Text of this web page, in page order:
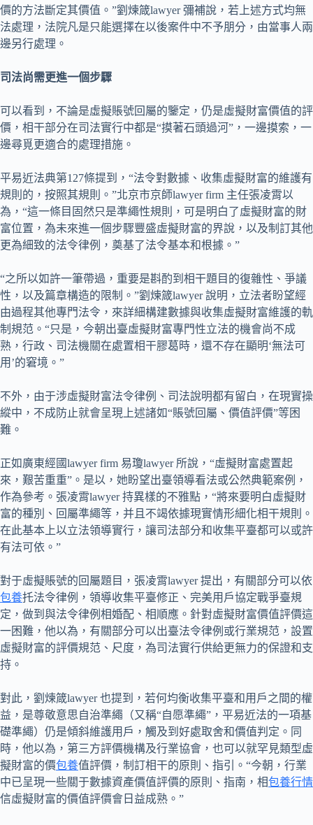
價的方法斷定其價值。”劉煉箴lawyer 彌補說，若上述方式均無
法處理，法院凡是只能選擇在以後案件中不予朋分，由當事人兩
邊另行處理。
司法尚需更進一個步驟
可以看到，不論是虛擬賬號回屬的鑒定，仍是虛擬財富價值的評
價，相干部分在司法實行中都是“摸著石頭過河”，一邊摸索，一
邊尋覓更適合的處理措施。
平易近法典第127條提到，“法令對數據、收集虛擬財富的維護有
規則的，按照其規則。”北京市京師lawyer firm 主任張凌霄以
為，“這一條目固然只是準繩性規則，可是明白了虛擬財富的財
富位置，為未來進一個步驟豐盛虛擬財富的界說，以及制訂其他
更為細致的法令律例，奠基了法令基本和根據。”
“之所以如許一筆帶過，重要是斟酌到相干題目的復雜性、爭議
性，以及篇章構造的限制。”劉煉箴lawyer 說明，立法者盼望經
由過程其他專門法令，來詳細構建數據與收集虛擬財富維護的軌
制規范。“只是，今朝出臺虛擬財富專門性立法的機會尚不成
熟，行政、司法機關在處置相干膠葛時，還不存在顯明‘無法可
用’的窘境。”
不外，由于涉虛擬財富法令律例、司法說明都有留白，在現實操
縱中，不成防止就會呈現上述諸如“賬號回屬、價值評價”等困
難。
正如廣東經國lawyer firm 易瓊lawyer 所說，“虛擬財富處置起
來，艱苦重重”。是以，她盼望出臺領導看法或公然典範案例，
作為參考。張凌霄lawyer 持異樣的不雅點，“將來要明白虛擬財
富的種別、回屬準繩等，并且不竭依據現實情形細化相干規則。
在此基本上以立法領導實行，讓司法部分和收集平臺都可以或許
有法可依。”
對于虛擬賬號的回屬題目，張凌霄lawyer 提出，有關部分可以依
包養托法令律例，領導收集平臺修正、完美用戶協定戰爭臺規
定，做到與法令律例相婚配、相順應。針對虛擬財富價值評價這
一困難，他以為，有關部分可以出臺法令律例或行業規范，設置
虛擬財富的評價規范、尺度，為司法實行供給更無力的保證和支
持。
對此，劉煉箴lawyer 也提到，若何均衡收集平臺和用戶之間的權
益，是尊敬意思自治準繩（又稱“自愿準繩”，平易近法的一項基
礎準繩）仍是傾斜維護用戶，觸及到好處取舍和價值判定。同
時，他以為，第三方評價機構及行業協會，也可以就罕見類型虛
擬財富的價包養值評價，制訂相干的原則、指引。“今朝，行業
中已呈現一些關于數據資產價值評價的原則、指南，相包養行情
信虛擬財富的價值評價會日益成熟。”